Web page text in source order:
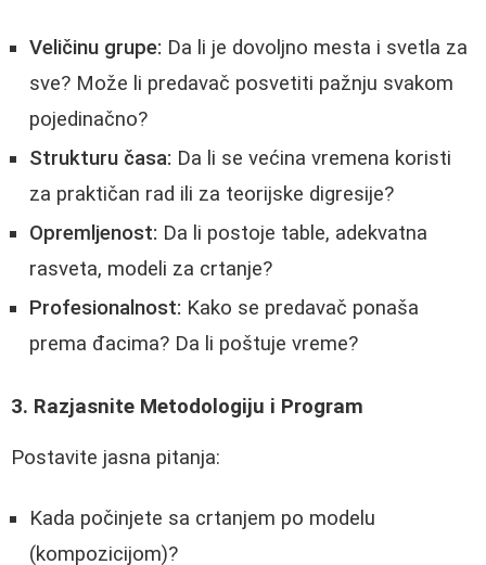
Veličinu grupe: Da li je dovoljno mesta i svetla za
sve? Može li predavač posvetiti pažnju svakom
pojedinačno?
Strukturu časa: Da li se većina vremena koristi
za praktičan rad ili za teorijske digresije?
Opremljenost: Da li postoje table, adekvatna
rasveta, modeli za crtanje?
Profesionalnost: Kako se predavač ponaša
prema đacima? Da li poštuje vreme?
3. Razjasnite Metodologiju i Program
Postavite jasna pitanja:
Kada počinjete sa crtanjem po modelu
(kompozicijom)?